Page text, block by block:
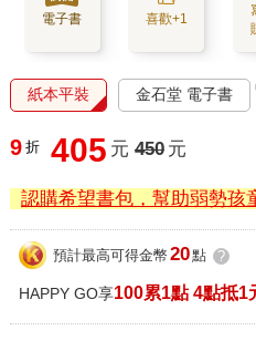
電子書 喜歡+1
紙本平裝 金石堂 電子書
9 折 405 元 450 元
認購希望書包，幫助弱勢孩
預計最高可得金幣 20點 ?
HAPPY GO享100累1點 4點抵1